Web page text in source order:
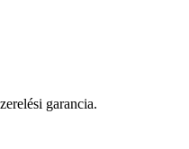
garancia.